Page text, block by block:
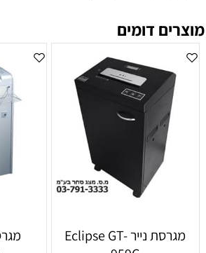
מוצרים דומים
מגרסת נייר Eclipse GT-